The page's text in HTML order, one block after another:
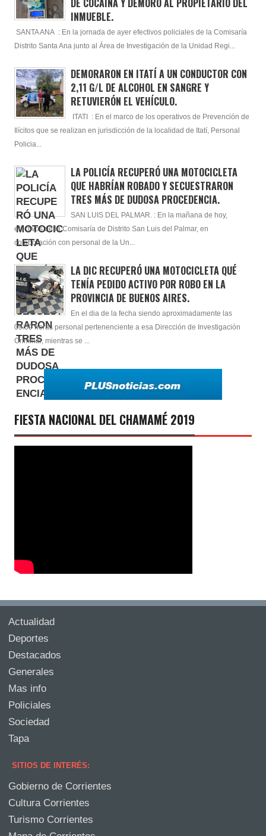
INMUEBLE.
SANTA ANA : En la jornada de ayer efectivos policiales de la Comisaría
Distrito Santa Ana junto al Área de Investigación de la Unidad Regi...
DEMORARON EN ITATÍ A UN CONDUCTOR CON
2,11 G/L DE ALCOHOL EN SANGRE Y
RETUVIERÓN EL VEHÍCULO.
ITATI : En el marco de los operativos de Prevención de
Ilícitos que se realizan en jurisdicción de la localidad de Itatí, Personal
Policia...
LA POLICÍA RECUPERÓ UNA MOTOCICLETA
QUE HABRÍAN ROBADO Y SECUESTRARON
TRES MÁS DE DUDOSA PROCEDENCIA.
SAN LUIS DEL PALMAR. : En la mañana de hoy,
efectivos de la Comisaría de Distrito San Luis del Palmar, en
colaboración con personal de la Un...
LA DIC RECUPERÓ UNA MOTOCICLETA QUÉ
TENÍA PEDIDO ACTIVO POR ROBO EN LA
PROVINCIA DE BUENOS AIRES.
En el dia de la fecha siendo aproximadamente las
09:00 horas personal pertenenciente a esa Dirección de Investigación
Criminal, mientras se ...
FIESTA NACIONAL DEL CHAMAMÉ 2019
Actualidad
Deportes
Destacados
Generales
Mas info
Policiales
Sociedad
Tapa
SITIOS DE INTERÉS:
Gobierno de Corrientes
Cultura Corrientes
Turismo Corrientes